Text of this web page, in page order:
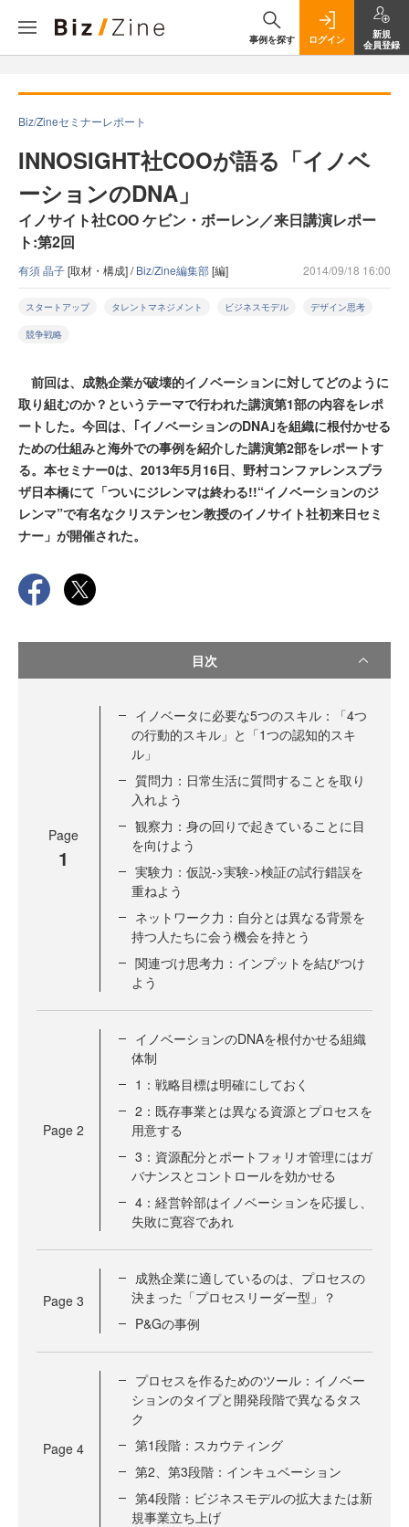
事例を探す ログイン
新規
会員登録
Biz/Zineセミナーレポート
INNOSIGHT社COOが語る「イノベ
ーションのDNA」
イノサイト社COO ケビン・ボーレン／来日講演レポー
ト:第2回
有須 晶子[取材・構成] /Biz/Zine編集部[編] 2014/09/18 16:00
スタートアップ タレントマネジメント ビジネスモデル デザイン思考
競争戦略
前回は、成熟企業が破壊的イノベーションに対してどのように
取り組むのか？というテーマで行われた講演第1部の内容をレポ
ートした。今回は、｢イノベーションのDNA｣を組織に根付かせる
ための仕組みと海外での事例を紹介した講演第2部をレポートす
る。本セミナー0は、2013年5月16日、野村コンファレンスプラ
ザ日本橋にて「ついにジレンマは終わる!!“イノベーションのジ
レンマ”で有名なクリステンセン教授のイノサイト社初来日セミ
ナー」が開催された。
目次
Page
1
イノベータに必要な5つのスキル：「4つ
の行動的スキル」と「1つの認知的スキ
ル」
質問力：日常生活に質問することを取り
入れよう
観察力：身の回りで起きていることに目
を向けよう
実験力：仮説->実験->検証の試行錯誤を
重ねよう
ネットワーク力：自分とは異なる背景を
持つ人たちに会う機会を持とう
関連づけ思考力：インプットを結びつけ
よう
Page 2
イノベーションのDNAを根付かせる組織
体制
1：戦略目標は明確にしておく
2：既存事業とは異なる資源とプロセスを
用意する
3：資源配分とポートフォリオ管理にはガ
バナンスとコントロールを効かせる
4：経営幹部はイノベーションを応援し、
失敗に寛容であれ
Page 3
成熟企業に適しているのは、プロセスの
決まった「プロセスリーダー型」？
P&Gの事例
Page 4
プロセスを作るためのツール：イノベー
ションのタイプと開発段階で異なるタス
ク
第1段階：スカウティング
第2、第3段階：インキュベーション
第4段階：ビジネスモデルの拡大または新
規事業立ち上げ